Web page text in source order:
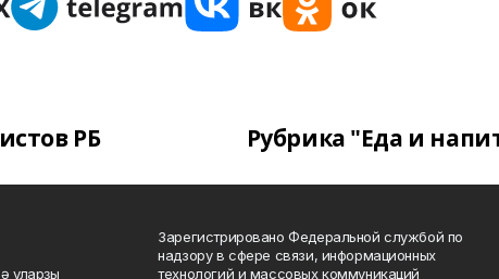
РБ Рубрика "Еда и
уларҙы
Зарегистрировано Федеральной службой по
надзору в сфере связи, информационных
технологий и массовых коммуникаций